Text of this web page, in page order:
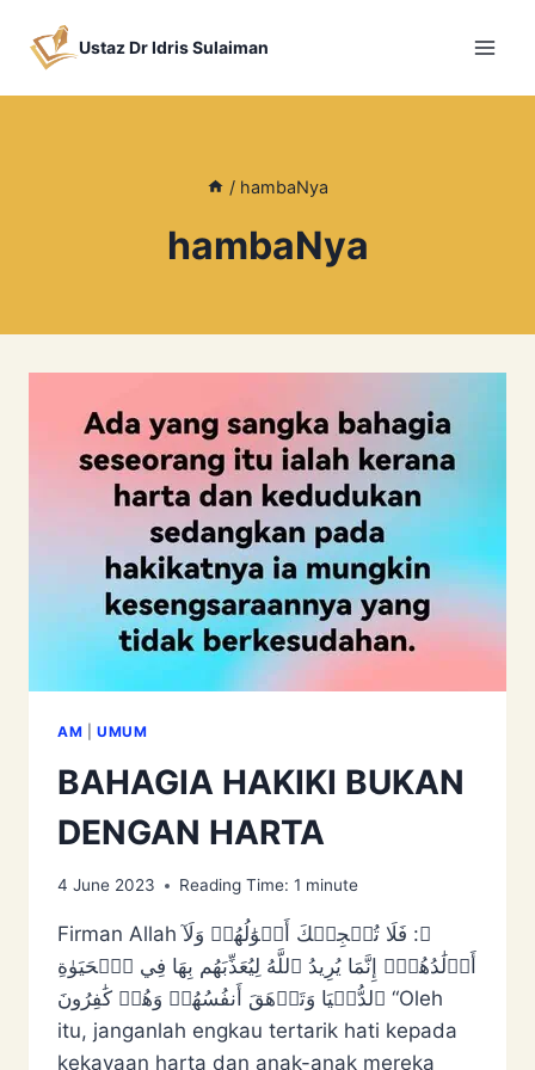
Ustaz Dr Idris Sulaiman
/ hambaNya
hambaNya
AM UMUM
BAHAGIA HAKIKI BUKAN
DENGAN HARTA
4 June 2023 Reading Time: 1 minute
Firman Allah ﷻ: فَلَا تُعۡجِبۡكَ أَمۡوَٰلُهُمۡ وَلَآ
أَوۡلَٰدُهُمۡۚ إِنَّمَا يُرِيدُ ٱللَّهُ لِيُعَذِّبَهُم بِهَا فِي ٱلۡحَيَوٰةِ
ٱلدُّنۡيَا وَتَزۡهَقَ أَنفُسُهُمۡ وَهُمۡ كَٰفِرُونَ “Oleh
itu, janganlah engkau tertarik hati kepada
kekayaan harta dan anak-anak mereka